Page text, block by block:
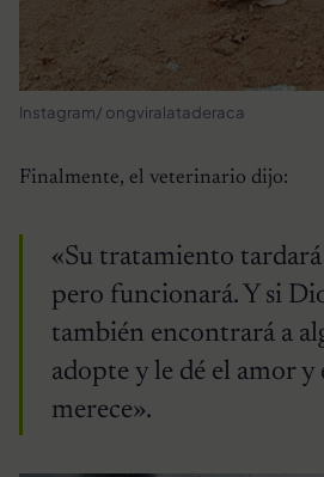
Instagram/ ongviralataderaca
Finalmente, el veterinario dijo:
«Su tratamiento
pero funcionará. Y si
también encontrará a
adopte y le dé el amor y
merece».